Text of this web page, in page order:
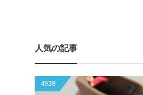
人気の記事
4939